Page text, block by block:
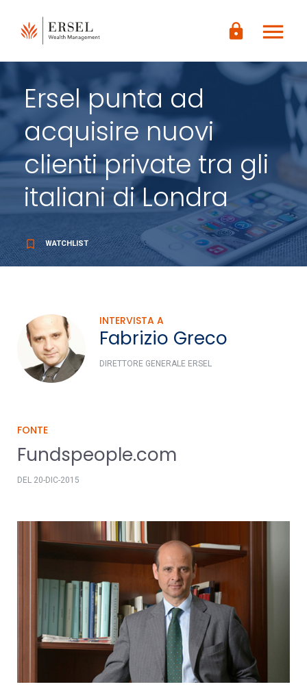
CONTENUTO
PRINCIPALE
PIÈ DI
PAGINA
lock menu
Ersel punta ad
acquisire nuovi
clienti private tra gli
italiani di Londra
bookmark_border WATCHLIST
INTERVISTA A
Fabrizio Greco
DIRETTORE GENERALE ERSEL
FONTE
Fundspeople.com
DEL 20-DIC-2015